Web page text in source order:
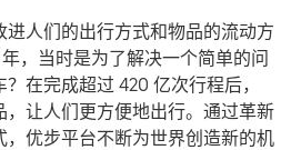
人们的出行方式和物品的流动方
，当时是为了解决一个简单的问
在完成超过 420 亿次行程后，
，让人们更方便地出行。通过革新
，优步平台不断为世界创造新的机